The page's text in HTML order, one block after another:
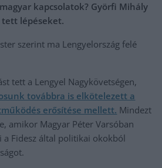
kapcsolatok? Györfi Mihály
lépéseket.
szerint ma Lengyelország felé
tett a Lengyel Nagykövetségen,
továbbra is elkötelezett a
erősítése mellett. Mindezt
amikor Magyar Péter Varsóban
a Fidesz által politikai okokból